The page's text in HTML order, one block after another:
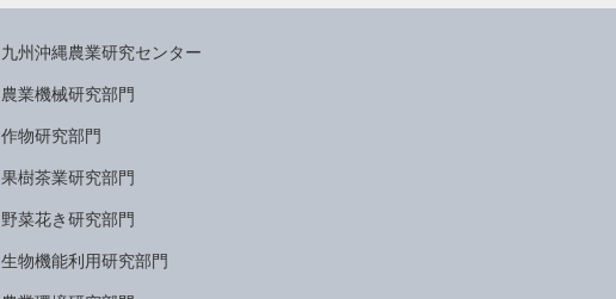
九州沖縄農業研究センター
農業機械研究部門
作物研究部門
果樹茶業研究部門
野菜花き研究部門
生物機能利用研究部門